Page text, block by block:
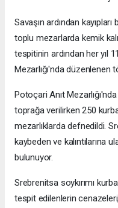
Savaşın ardından
toplu mezarlarda kemik
tespitinin ardından her yıl
Mezarlığı'nda düzenlenen
Potoçari Anıt
toprağa verilirken 250
mezarlıklarda defnedildi.
kaybeden ve kalıntılarına
bulunuyor.
Srebrenitsa soykırımı
tespit edilenlerin